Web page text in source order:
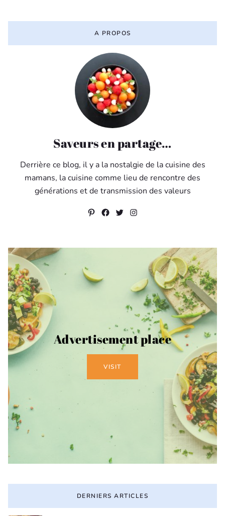
A PROPOS
Saveurs en partage…
Derrière ce blog, il y a la nostalgie de la cuisine des
mamans, la cuisine comme lieu de rencontre des
générations et de transmission des valeurs
Pinterest
Facebook
Twitter
Instagram
Advertisement place
VISIT
DERNIERS ARTICLES